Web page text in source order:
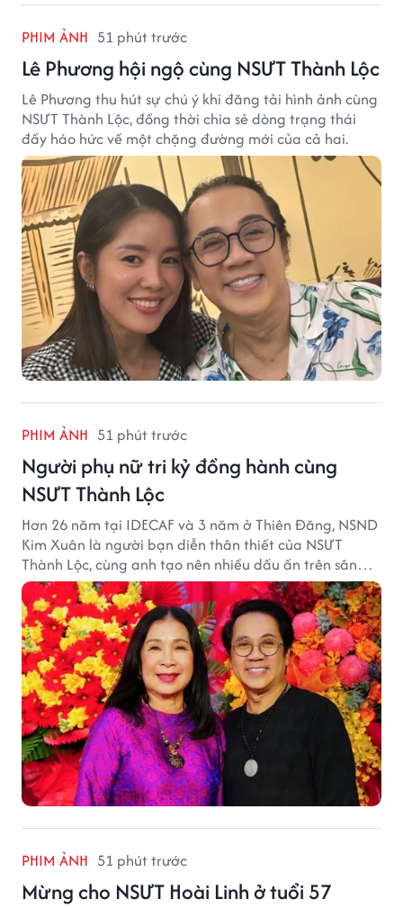
PHIM ẢNH 51 phút trước
Lê Phương hội ngộ cùng NSƯT Thành Lộc
Lê Phương thu hút sự chú ý khi đăng tải hình ảnh cùng
NSƯT Thành Lộc, đồng thời chia sẻ dòng trạng thái
đầy háo hức về một chặng đường mới của cả hai.
PHIM ẢNH 51 phút trước
Người phụ nữ tri kỷ đồng hành cùng
NSƯT Thành Lộc
Hơn 26 năm tại IDECAF và 3 năm ở Thiên Đăng, NSND
Kim Xuân là người bạn diễn thân thiết của NSƯT
Thành Lộc, cùng anh tạo nên nhiều dấu ấn trên sân
khấu.
PHIM ẢNH 51 phút trước
Mừng cho NSƯT Hoài Linh ở tuổi 57